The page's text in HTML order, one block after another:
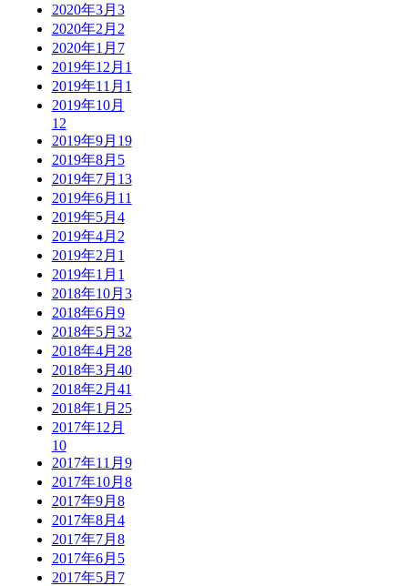
2020年3月 3
2020年2月 2
2020年1月 7
2019年12月 1
2019年11月 1
2019年10月
12
2019年9月 19
2019年8月 5
2019年7月 13
2019年6月 11
2019年5月 4
2019年4月 2
2019年2月 1
2019年1月 1
2018年10月 3
2018年6月 9
2018年5月 32
2018年4月 28
2018年3月 40
2018年2月 41
2018年1月 25
2017年12月
10
2017年11月 9
2017年10月 8
2017年9月 8
2017年8月 4
2017年7月 8
2017年6月 5
2017年5月 7